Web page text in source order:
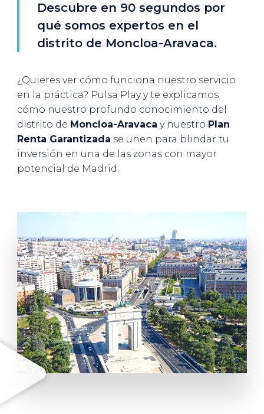
Descubre en 90 segundos por
qué somos expertos en el
distrito de Moncloa-Aravaca.
¿Quieres ver cómo funciona nuestro servicio
en la práctica? Pulsa Play y te explicamos
cómo nuestro profundo conocimiento del
distrito de Moncloa-Aravaca y nuestro Plan
Renta Garantizada se unen para blindar tu
inversión en una de las zonas con mayor
potencial de Madrid.